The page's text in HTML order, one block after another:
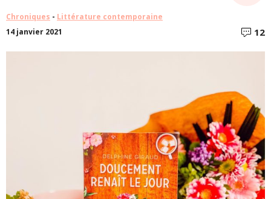
Chroniques - Littérature contemporaine
14 janvier 2021
12